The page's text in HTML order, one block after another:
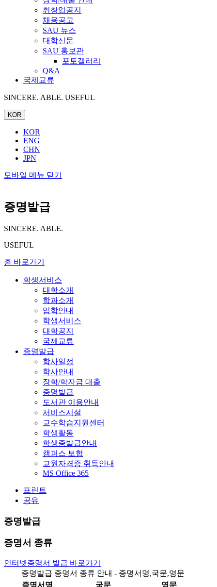
취창업공지
채용공고
SAU 뉴스
대학신문
SAU 홍보관
포토갤러리
Q&A
국제교류
SINCERE. ABLE. USEFUL
KOR
KOR
ENG
CHN
JPN
모바일 메뉴 닫기
증명발급
SINCERE. ABLE.
USEFUL
홈 바로가기
학생서비스
대학소개
학과소개
입학안내
학생서비스
대학공지
국제교류
증명발급
학사일정
학사안내
장학/학자금 대출
증명발급
도서관 이용안내
서비스시설
교수학습지원센터
학생활동
학생증발급안내
캠퍼스 보험
교원자격증 취득안내
MS Office 365
프린트
공유
증명발급
증명서 종류
인터넷증명서 발급 바로가기
증명발급 증명서 종류 안내 - 증명서명,국문,영문
증명서명
국문
영문